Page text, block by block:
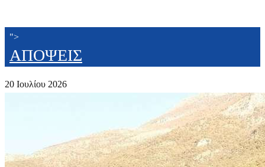
">
ΑΠΟΨΕΙΣ
20 Ιουλίου 2026